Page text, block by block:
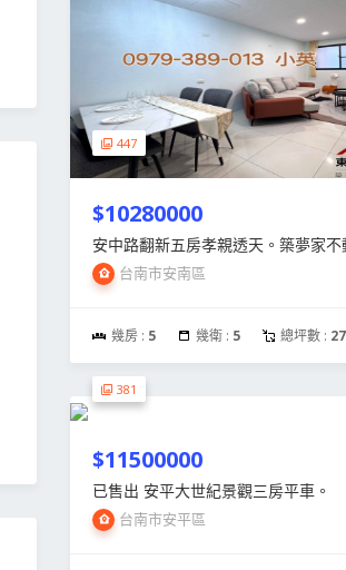
447
$10280000
安中路翻新五房孝親透天。築夢家不
台南市安南區
幾房 : 5 幾衛 : 5 總坪數 :
381
$11500000
已售出 安平大世紀景觀三房平車。
台南市安平區